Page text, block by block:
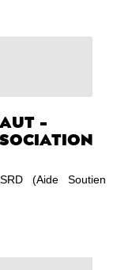
-
(Aide Soutien